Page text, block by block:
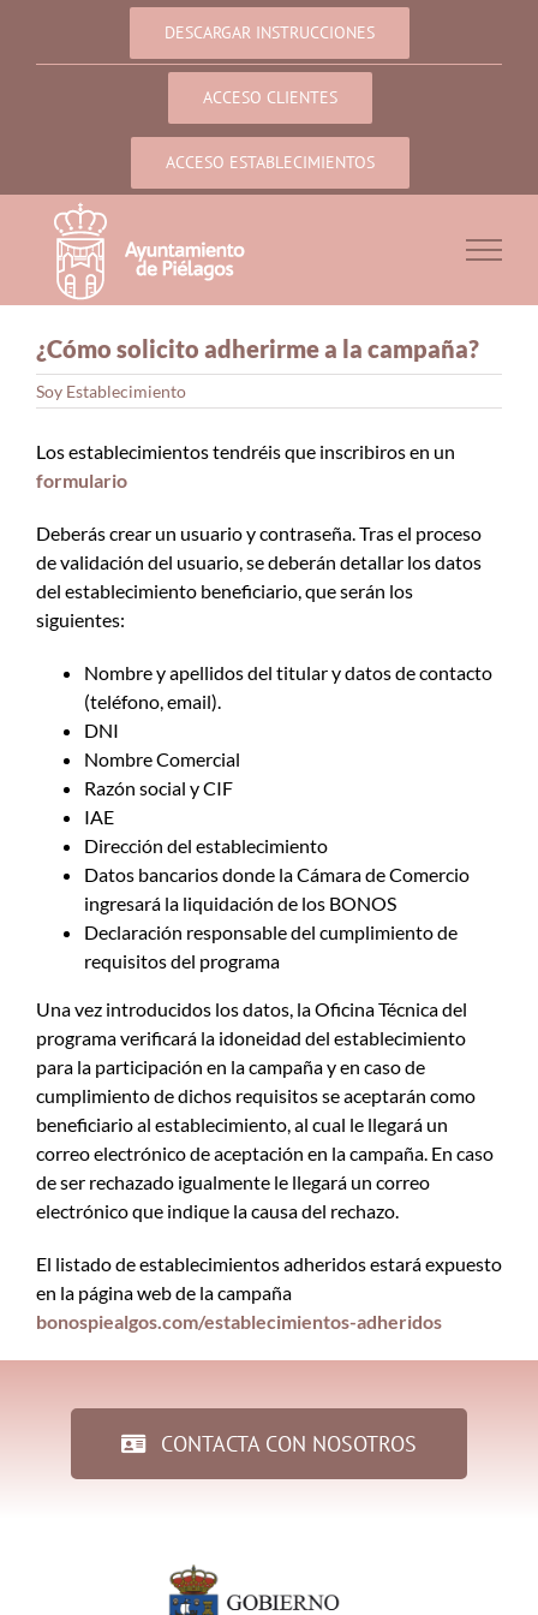
DESCARGAR INSTRUCCIONES
ACCESO CLIENTES
ACCESO ESTABLECIMIENTOS
¿Cómo solicito adherirme a la campaña?
Soy Establecimiento
Los establecimientos tendréis que inscribiros en un
formulario
Deberás crear un usuario y contraseña. Tras el proceso
de validación del usuario, se deberán detallar los datos
del establecimiento beneficiario, que serán los
siguientes:
Nombre y apellidos del titular y datos de contacto
(teléfono, email).
DNI
Nombre Comercial
Razón social y CIF
IAE
Dirección del establecimiento
Datos bancarios donde la Cámara de Comercio
ingresará la liquidación de los BONOS
Declaración responsable del cumplimiento de
requisitos del programa
Una vez introducidos los datos, la Oficina Técnica del
programa verificará la idoneidad del establecimiento
para la participación en la campaña y en caso de
cumplimiento de dichos requisitos se aceptarán como
beneficiario al establecimiento, al cual le llegará un
correo electrónico de aceptación en la campaña. En caso
de ser rechazado igualmente le llegará un correo
electrónico que indique la causa del rechazo.
El listado de establecimientos adheridos estará expuesto
en la página web de la campaña
bonospiealgos.com/establecimientos-adheridos
CONTACTA CON NOSOTROS